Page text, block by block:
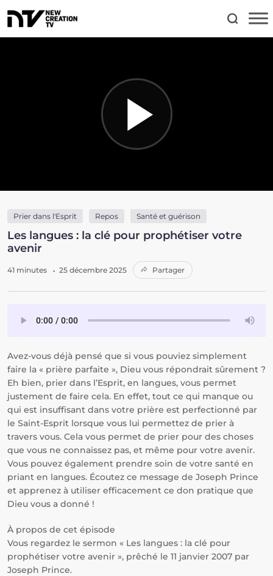
Prier dans l'Esprit Repos Santé et guérison
Les langues : la clé pour prophétiser votre
avenir
41 minutes 25 décembre 2025 Partager
Avez-vous déjà pensé que si vous pouviez simplement
faire la « prière parfaite », Dieu vous répondrait sûrement ?
Eh bien, prier dans l’Esprit, en langues, vous permet
justement de faire cela. En effet, tout ce qui manque ou
qui est insuffisant dans votre prière est perfectionné par
le Saint-Esprit lorsque vous lui permettez de prier à
travers vous. Cela vous permet de prier pour des choses
que vous ne connaissez pas, et même pour votre avenir.
Vous pouvez également prendre soin de votre santé en
priant en langues. Écoutez ce message de Joseph Prince
et apprenez à utiliser efficacement ce don pratique que
Dieu vous a donné !
À propos de cet épisode
Vous regardez le sermon « Les langues : la clé pour
prophétiser votre avenir », prêché le 11 janvier 2007 par
Joseph Prince.